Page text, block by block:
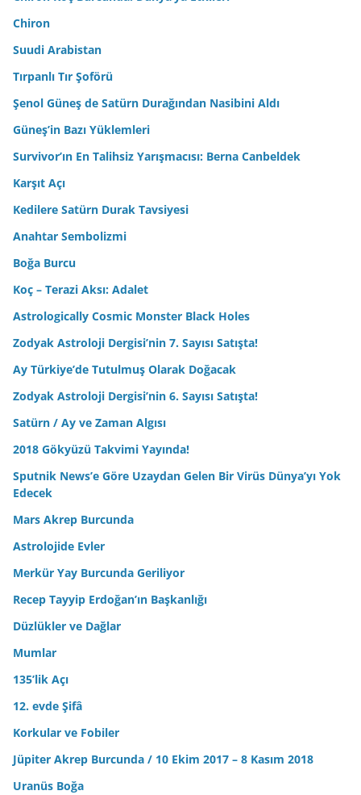
Chiron
Suudi Arabistan
Tırpanlı Tır Şoförü
Şenol Güneş de Satürn Durağından Nasibini Aldı
Güneş’in Bazı Yüklemleri
Survivor’ın En Talihsiz Yarışmacısı: Berna Canbeldek
Karşıt Açı
Kedilere Satürn Durak Tavsiyesi
Anahtar Sembolizmi
Boğa Burcu
Koç – Terazi Aksı: Adalet
Astrologically Cosmic Monster Black Holes
Zodyak Astroloji Dergisi’nin 7. Sayısı Satışta!
Ay Türkiye’de Tutulmuş Olarak Doğacak
Zodyak Astroloji Dergisi’nin 6. Sayısı Satışta!
Satürn / Ay ve Zaman Algısı
2018 Gökyüzü Takvimi Yayında!
Sputnik News’e Göre Uzaydan Gelen Bir Virüs Dünya’yı Yok
Edecek
Mars Akrep Burcunda
Astrolojide Evler
Merkür Yay Burcunda Geriliyor
Recep Tayyip Erdoğan’ın Başkanlığı
Düzlükler ve Dağlar
Mumlar
135’lik Açı
12. evde Şifâ
Korkular ve Fobiler
Jüpiter Akrep Burcunda / 10 Ekim 2017 – 8 Kasım 2018
Uranüs Boğa